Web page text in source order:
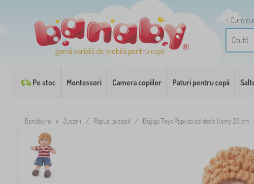
gamă variată de mobilă pentru copii
Cum
Pe stoc Montessori Camera copiilor Paturi pentru copii
Banaby.ro » Jucării / Păpuși și copil / Bigjigs Toys Papusa de stofa Harry 28 cm